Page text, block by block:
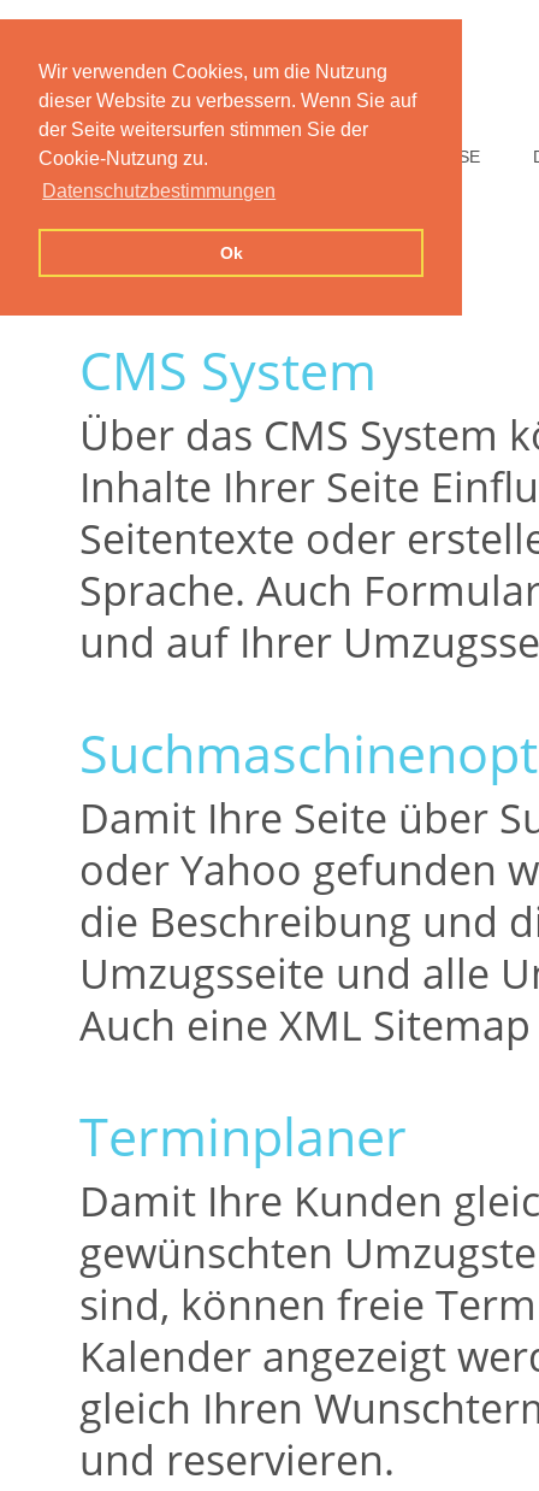
Wir verwenden Cookies, um die Nutzung
dieser Website zu verbessern. Wenn Sie auf
der Seite weitersurfen stimmen Sie der
Cookie-Nutzung zu.
Datenschutzbestimmungen
Ok
HOME PREISE
CMS System
Über das CMS System
Inhalte Ihrer Seite
Seitentexte oder
Sprache. Auch
und auf Ihrer
Damit Ihre Seite über
oder Yahoo gefunden
die Beschreibung und
Umzugsseite und alle
Auch eine XML
Terminplaner
Damit Ihre Kunden
gewünschten
sind, können freie
Kalender angezeigt
gleich Ihren
und reservieren.